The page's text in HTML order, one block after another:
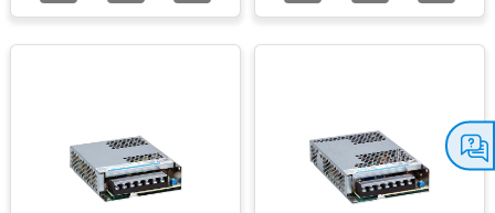
セ